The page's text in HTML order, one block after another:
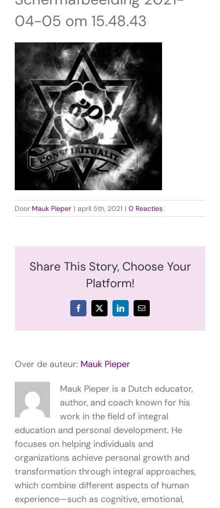
04-05 om 15.48.43
Door Mauk Pieper | april 5th, 2021 | 0 Reacties
Share This Story, Choose Your
Platform!
Facebook
X LinkedIn
E-
mail
Over de auteur: Mauk Pieper
Mauk Pieper is a Dutch educator,
author, and coach known for his
work in the field of integral
education and personal development. He
focuses on helping individuals and
organizations achieve personal growth and
transformation through integral approaches,
which combine different aspects of human
experience—such as cognitive, emotional,